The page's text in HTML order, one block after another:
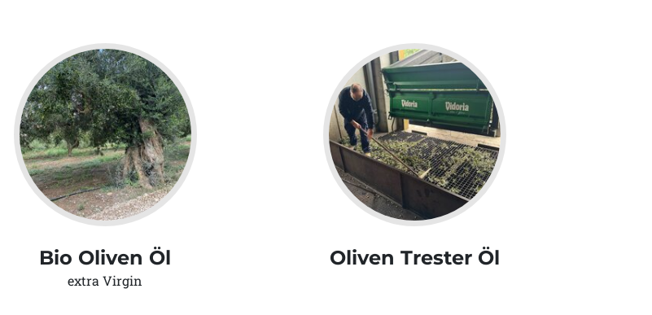
Bio Oliven Öl
extra Virgin
Oliven Trester Öl